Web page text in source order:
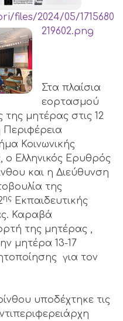
files/2024/05/1715680
219602.png
Στα πλαίσια
εορτασμού
της μητέρας στις 12
Κοινωνικής
ο Ελληνικός Ερυθρός
και η Διεύθυνση
της
ης Εκπαιδευτικής
Καραβά
της μητέρας ,
μητέρα 13-17
για τον
υποδέχτηκε τις